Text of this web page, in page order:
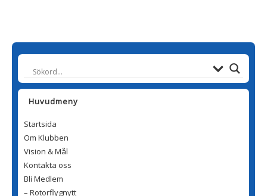
Huvudmeny
Startsida
Om Klubben
Vision & Mål
Kontakta oss
Bli Medlem
– Rotorflygnytt